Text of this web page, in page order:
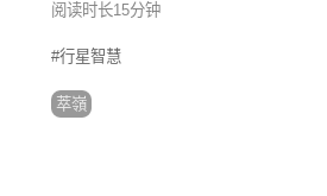
阅读时长15分钟
#行星智慧
萃嶺